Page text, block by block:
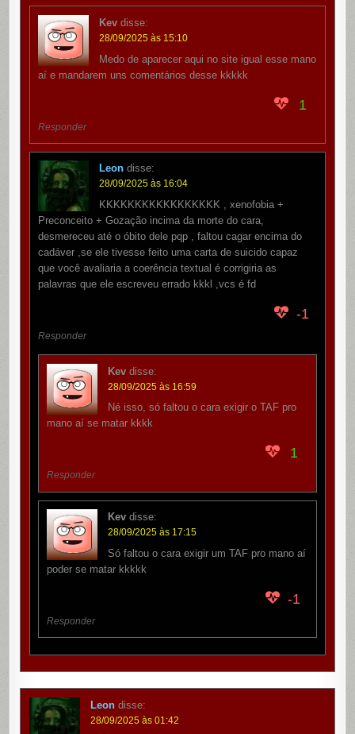
Kev disse:
28/09/2025 às 15:10
Medo de aparecer aqui no site igual esse mano
aí e mandarem uns comentários desse kkkkk
1
Responder
Leon disse:
28/09/2025 às 16:04
KKKKKKKKKKKKKKKKK , xenofobia +
Preconceito + Gozação incima da morte do cara,
desmereceu até o óbito dele pqp , faltou cagar encima do
cadáver ,se ele tivesse feito uma carta de suicido capaz
que você avaliaria a coerência textual é corrigiria as
palavras que ele escreveu errado kkkl ,vcs é fd
-1
Responder
Kev disse:
28/09/2025 às 16:59
Né isso, só faltou o cara exigir o TAF pro
mano aí se matar kkkk
1
Responder
Kev disse:
28/09/2025 às 17:15
Só faltou o cara exigir um TAF pro mano aí
poder se matar kkkkk
-1
Responder
Leon disse:
28/09/2025 às 01:42